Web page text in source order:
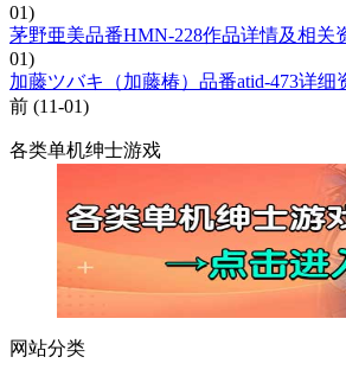
01)
茅野亜美品番HMN-228作品详情及相关
01)
加藤ツバキ（加藤椿）品番atid-473详细
前 (11-01)
各类单机绅士游戏
网站分类